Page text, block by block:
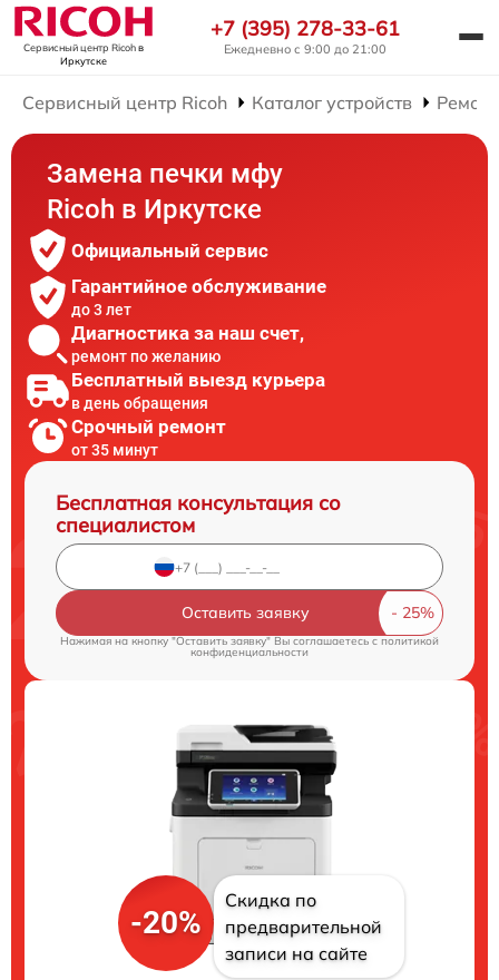
Сервисный центр Ricohв
Иркутске
+7 (395) 278-33-61
Ежедневно с 9:00 до 21:00
Сервисный центр Ricoh Каталог устройств
Замена печки мфу
Ricoh в Иркутске
Официальный сервис
Гарантийное обслуживание
до 3 лет
Диагностика за наш счет,
ремонт по желанию
Бесплатный выезд курьера
в день обращения
Срочный ремонт
от 35 минут
Бесплатная консультация со
специалистом
Оставить заявку
Нажимая на кнопку "Оставить заявку" Вы соглашаетесь c политикой
конфиденциальности
-20%
Скидка по
предварительной
записи на сайте